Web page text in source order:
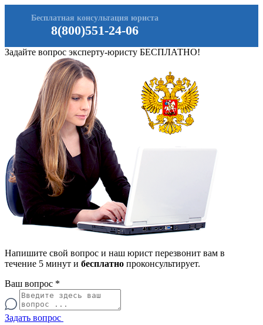
8(800)551-24-06
Бесплатная консультация юриста
Задайте вопрос эксперту-юристу БЕСПЛАТНО!
Напишите свой вопрос и наш юрист перезвонит вам в
течение 5 минут и бесплатно проконсультирует.
Ваш вопрос *
Задать вопрос